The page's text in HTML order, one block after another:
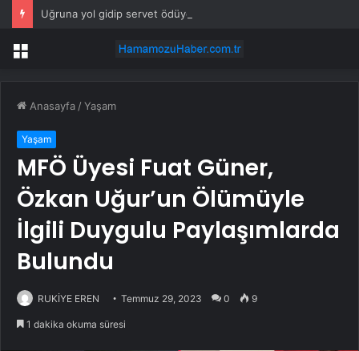
Menü
Anasayfa /Yaşam
Yaşam
MFÖ Üyesi Fuat Güner,
Özkan Uğur’un Ölümüyle
İlgili Duygulu Paylaşımlarda
Bulundu
RUKİYE EREN Temmuz 29, 2023 0 9
1 dakika okuma süresi